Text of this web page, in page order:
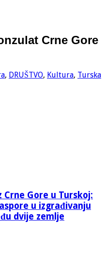
Crne Gore
, DRUŠTVO, Kultura, Turska
Crne Gore u Turskoj:
u izgrađivanju
dvije zemlje